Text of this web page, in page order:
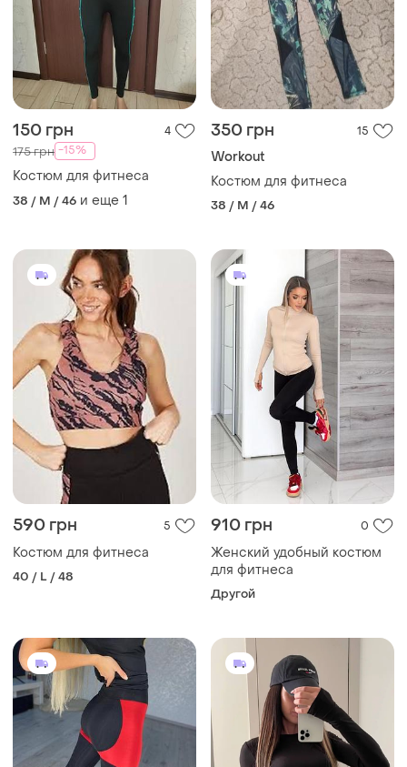
150 грн 4
175 грн -15%
Костюм для фитнеса
38 / M / 46 и еще 1
350 грн 15
Workout
Костюм для фитнеса
38 / M / 46
590 грн 5
Костюм для фитнеса
40 / L / 48
910 грн 0
Женский удобный костюм
для фитнеса
Другой